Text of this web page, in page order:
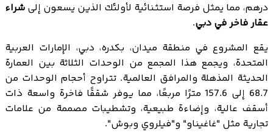
درهم، مما يمثل فرصة استثنائية لأولئك الذين يسعون إلى شراء
عقار فاخر في دبي.
يقع المشروع في منطقة ميدان، بكدره، دبي، الإمارات العربية
المتحدة، ويجمع هذا المجمع من الوحدات الثلاثة بين العمارة
الحديثة المذهلة والمرافق العالمية. تتراوح أحجام الوحدات من
68.7 إلى 157.6 مترًا مربعًا، مما يوفر شققًا فاخرة واسعة ذات
أسقف عالية، وإضاءة طبيعية، وتشطيبات مصممة من علامات
تجارية مثل "غاغيناو" و"فيلروي وبوش".